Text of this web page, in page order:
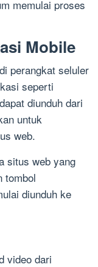
memulai proses
Mobile
perangkat seluler
seperti
diunduh dari
untuk
web.
situs web yang
tombol
diunduh ke
video dari